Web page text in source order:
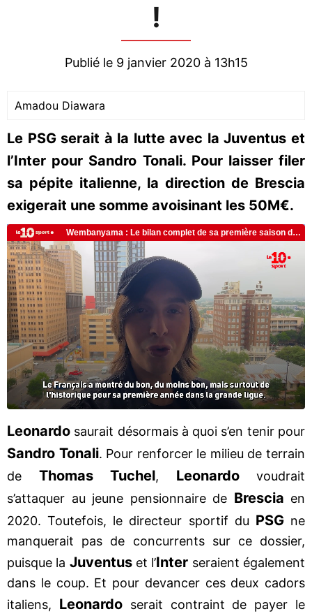
!
Publié le 9 janvier 2020 à 13h15
Amadou Diawara
Le PSG serait à la lutte avec la Juventus et
l’Inter pour Sandro Tonali. Pour laisser filer
sa pépite italienne, la direction de Brescia
exigerait une somme avoisinant les 50M€.
Leonardo saurait désormais à quoi s’en tenir pour
Sandro Tonali. Pour renforcer le milieu de terrain
de Thomas Tuchel, Leonardovoudrait
s’attaquer au jeune pensionnaire de Brescia en
2020. Toutefois, le directeur sportif du PSGne
manquerait pas de concurrents sur ce dossier,
puisque la Juventuset l’Inter seraient également
dans le coup. Et pour devancer ces deux cadors
italiens, Leonardoserait contraint de payer le